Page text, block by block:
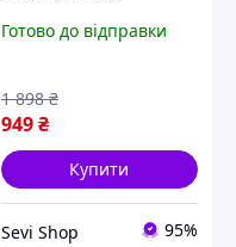
універсальна стійка
Готово до відправки
949₴
1 898 ₴
Купити
Sevi Shop 95%